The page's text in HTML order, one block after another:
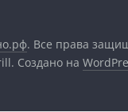
. Все права
Создано на